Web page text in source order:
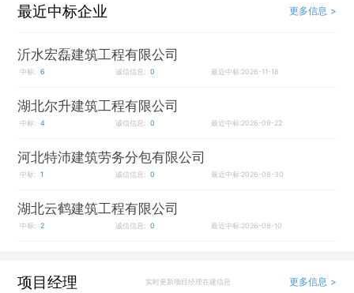
最近中标企业 更多信息 >
沂水宏磊建筑工程有限公司
中标: 6 诚信信息: 0 最近中标:2026-11-18
湖北尔升建筑工程有限公司
中标: 4 诚信信息: 0 最近中标:2026-09-22
河北特沛建筑劳务分包有限公司
中标: 1 诚信信息: 0 最近中标:2026-08-30
湖北云鹤建筑工程有限公司
中标: 2 诚信信息: 0 最近中标:2026-08-10
项目经理 实时更新项目经理在建信息 更多信息 >